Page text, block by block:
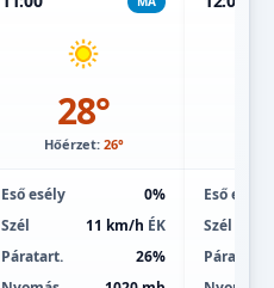
28°
Hőérzet: 26°
Eső esély
0%
Szél
11 km/h ÉK
Páratart.
26%
Eső esély
Szél
Páratart.